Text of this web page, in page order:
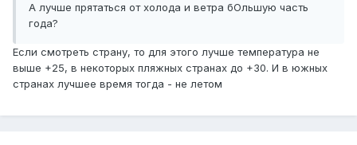
А лучше прятаться от холода и ветра бОльшую часть
года?
Если смотреть страну, то для этого лучше температура не
выше +25, в некоторых пляжных странах до +30. И в южных
странах лучшее время тогда - не летом